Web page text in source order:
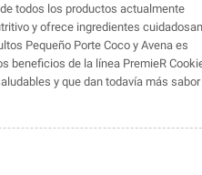
todos los productos actualmente
y ofrece ingredientes
Pequeño Porte Coco y Avena es
beneficios de la línea PremieR
y que dan todavía más sabor